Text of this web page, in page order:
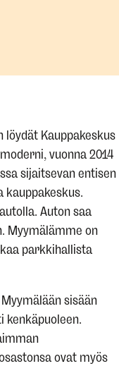
löydät Kauppakeskus
vuonna 2014
sijaitsevan entisen
kauppakeskus.
Auton saa
Myymälämme on
parkkihallista
sisään
kenkäpuoleen.
ovat myös